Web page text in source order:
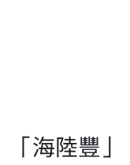
「海陸豐」